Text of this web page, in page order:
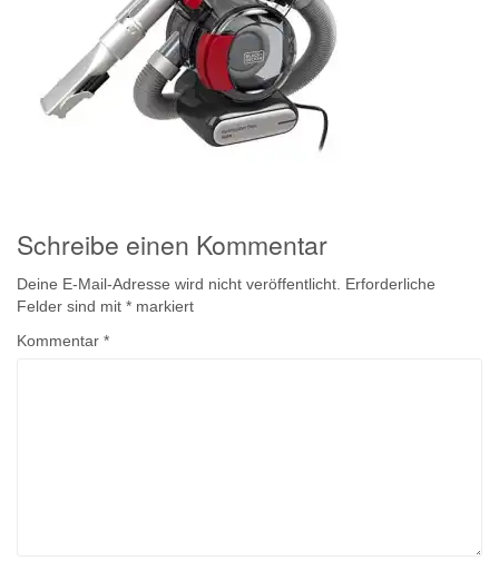
Schreibe einen Kommentar
Deine E-Mail-Adresse wird nicht veröffentlicht. Erforderliche
Felder sind mit * markiert
Kommentar *